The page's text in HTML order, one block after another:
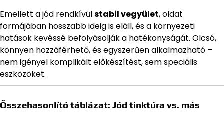
Emellett a jód rendkívülstabil vegyület, oldat
formájában hosszabb ideig is eláll, és a környezeti
hatások kevéssé befolyásolják a hatékonyságát. Olcsó,
könnyen hozzáférhető, és egyszerűen alkalmazható –
nem igényel komplikált előkészítést, sem speciális
eszközöket.
Összehasonlító táblázat: Jód tinktúra vs. más